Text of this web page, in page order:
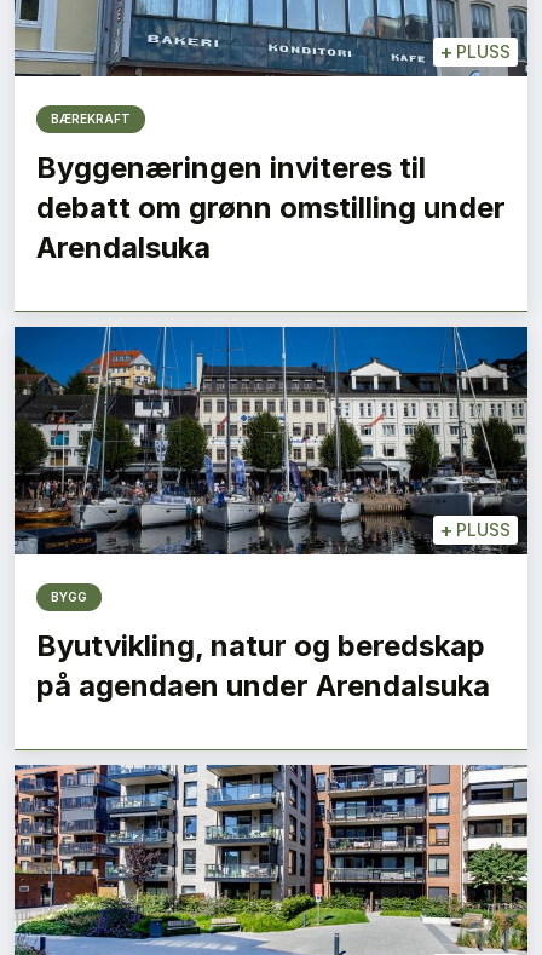
+ PLUSS
BÆREKRAFT
Byggenæringen inviteres til
debatt om grønn omstilling under
Arendalsuka
+ PLUSS
BYGG
Byutvikling, natur og beredskap
på agendaen under Arendalsuka